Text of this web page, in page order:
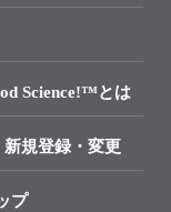
Science!™とは
規登録・変更
プ